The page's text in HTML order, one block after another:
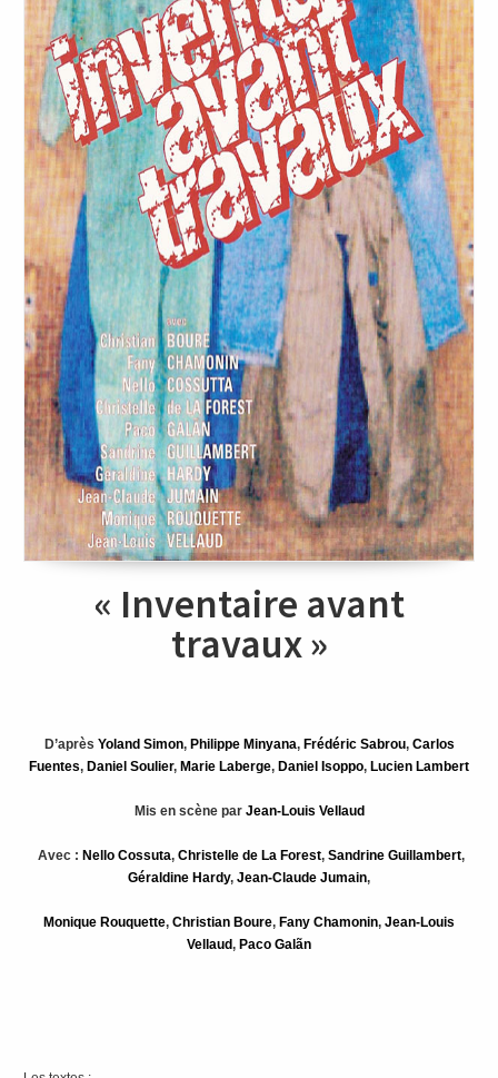
« Inventaire avant
travaux »
D’après Yoland Simon, Philippe Minyana, Frédéric Sabrou, Carlos
Fuentes, Daniel Soulier, Marie Laberge, Daniel Isoppo, Lucien Lambert
Mis en scène par Jean-Louis Vellaud
Avec : Nello Cossuta, Christelle de La Forest, Sandrine Guillambert,
Géraldine Hardy, Jean-Claude Jumain,
Monique Rouquette, Christian Boure, Fany Chamonin, Jean-Louis
Vellaud, Paco Galãn